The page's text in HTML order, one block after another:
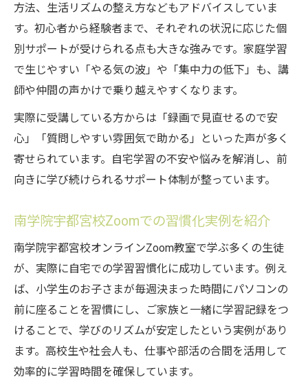
方法、生活リズムの整え方などもアドバイスしていま
す。初心者から経験者まで、それぞれの状況に応じた個
別サポートが受けられる点も大きな強みです。家庭学習
で生じやすい「やる気の波」や「集中力の低下」も、講
師や仲間の声かけで乗り越えやすくなります。
実際に受講している方からは「録画で見直せるので安
心」「質問しやすい雰囲気で助かる」といった声が多く
寄せられています。自宅学習の不安や悩みを解消し、前
向きに学び続けられるサポート体制が整っています。
南学院宇都宮校Zoomでの習慣化実例を紹介
南学院宇都宮校オンラインZoom教室で学ぶ多くの生徒
が、実際に自宅での学習習慣化に成功しています。例え
ば、小学生のお子さまが毎週決まった時間にパソコンの
前に座ることを習慣にし、ご家族と一緒に学習記録をつ
けることで、学びのリズムが安定したという実例があり
ます。高校生や社会人も、仕事や部活の合間を活用して
効率的に学習時間を確保しています。